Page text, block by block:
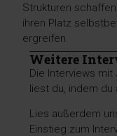
Strukturen
ihren Platz
ergreifen.
Weitere
Die Interviews
liest du, indem du
Lies außerdem
Einstieg zum